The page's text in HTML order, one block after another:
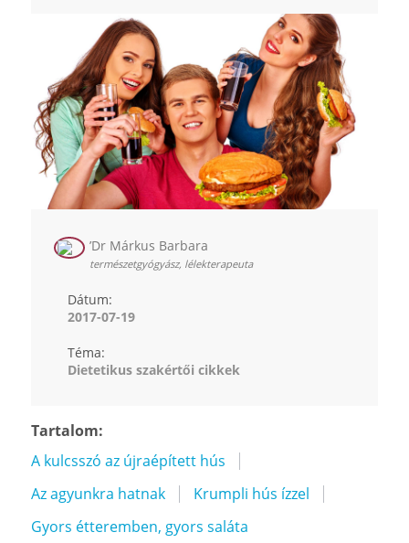
’Dr Márkus Barbara
természetgyógyász, lélekterapeuta
Dátum:
2017-07-19
Téma:
Dietetikus szakértői cikkek
Tartalom:
A kulcsszó az újraépített hús
Az agyunkra hatnak
Krumpli hús ízzel
Gyors étteremben, gyors saláta